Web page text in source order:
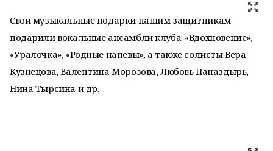
Свои музыкальные подарки нашим защитникам
подарили вокальные ансамбли клуба: «Вдохновение»,
«Уралочка», «Родные напевы», а также солисты Вера
Кузнецова, Валентина Морозова, Любовь Паназдырь,
Нина Тырсина и др.